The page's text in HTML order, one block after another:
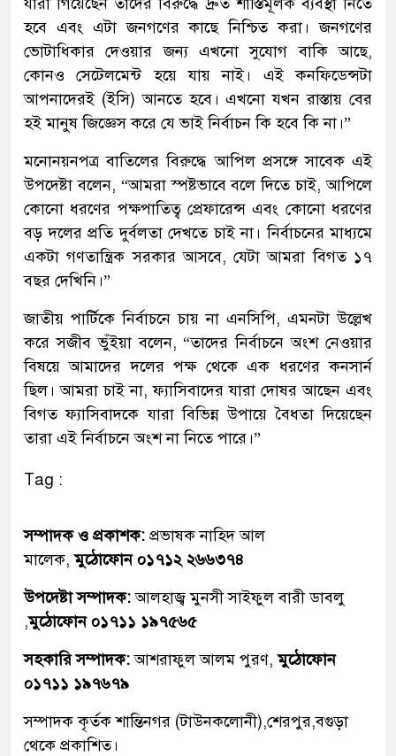
হবে এবং এটা জনগণের কাছে নিশ্চিত করা। জনগণের
ভোটাধিকার দেওয়ার জন্য এখনো সুযোগ বাকি আছে,
কোনও সেটেলমেন্ট হয়ে যায় নাই। এই কনফিডেন্সটা
আপনাদেরই (ইসি) আনতে হবে। এখনো যখন রাস্তায় বের
হই মানুষ জিজ্ঞেস করে যে ভাই নির্বাচন কি হবে কি না।”
মনোনয়নপত্র বাতিলের বিরুদ্ধে আপিল প্রসঙ্গে সাবেক এই
উপদেষ্টা বলেন, “আমরা স্পষ্টভাবে বলে দিতে চাই, আপিলে
কোনো ধরণের পক্ষপাতিত্ব প্রেফারেন্স এবং কোনো ধরণের
বড় দলের প্রতি দুর্বলতা দেখতে চাই না। নির্বাচনের মাধ্যমে
একটা গণতান্ত্রিক সরকার আসবে, যেটা আমরা বিগত ১৭
বছর দেখিনি।”
জাতীয় পার্টিকে নির্বাচনে চায় না এনসিপি, এমনটা উল্লেখ
করে সজীব ভুঁইয়া বলেন, “তাদের নির্বাচনে অংশ নেওয়ার
বিষয়ে আমাদের দলের পক্ষ থেকে এক ধরণের কনসার্ন
ছিল। আমরা চাই না, ফ্যাসিবাদের যারা দোষর আছেন এবং
বিগত ফ্যাসিবাদকে যারা বিভিন্ন উপায়ে বৈধতা দিয়েছেন
তারা এই নির্বাচনে অংশ না নিতে পারে।”
Tag :
সম্পাদক ও প্রকাশক: প্রভাষক নাহিদ আল
মালেক,মুঠোফোন ০১৭১২ ২৬৬৩৭৪
উপদেষ্টা সম্পাদক:আলহাজ্ব মুনসী সাইফুল বারী ডাবলু
,মুঠোফোন ০১৭১১ ১৯৭৫৬৫
সহকারি সম্পাদক:আশরাফুল আলম পুরণ,মুঠোফোন
০১৭১১ ১৯৭৬৭৯
সম্পাদক কৃর্তক শান্তিনগর (টাউনকলোনী),শেরপুর,বগুড়া
থেকে প্রকাশিত।